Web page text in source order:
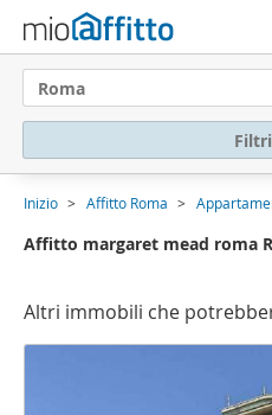
Roma
Inizio Affitto Roma
Affitto margaret mead roma
Altri immobili che